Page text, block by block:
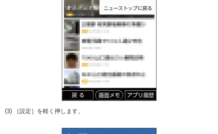
(3) ［設定］を軽く押します。